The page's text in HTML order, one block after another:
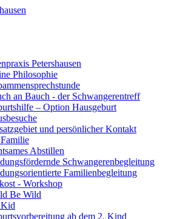
Petershausen
Philosophie
an Bauch - der Schwangerentreff
– Option Hausgeburt
und persönlicher Kontakt
Abstillen
Schwangerenbegleitung
Familienbegleitung
- Workshop
Be Wild
ab dem 2. Kind